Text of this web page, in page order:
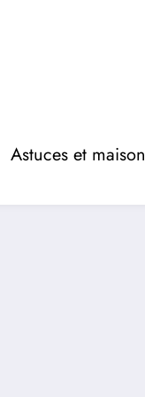
Astuces et maison